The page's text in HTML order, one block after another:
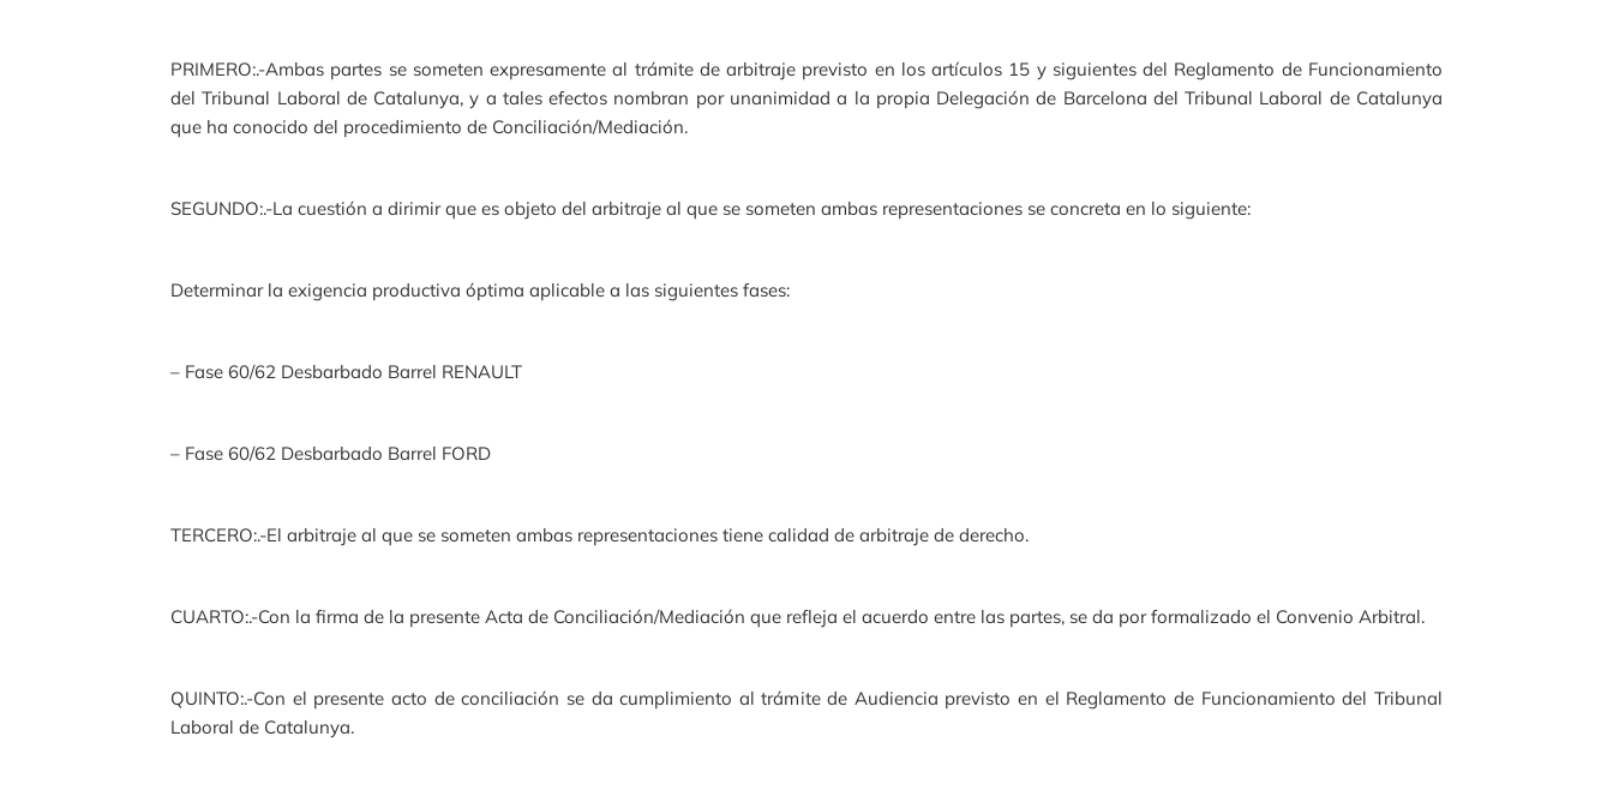
PRIMERO:.-Ambas partes se someten expresamente al trámite de arbitraje previsto en los artículos 15 y siguientes del Reglamento de Funcionamiento
del Tribunal Laboral de Catalunya, y a tales efectos nombran por unanimidad a la propia Delegación de Barcelona del Tribunal Laboral de Catalunya
que ha conocido del procedimiento de Conciliación/Mediación.
SEGUNDO:.-La cuestión a dirimir que es objeto del arbitraje al que se someten ambas representaciones se concreta en lo siguiente:
Determinar la exigencia productiva óptima aplicable a las siguientes fases:
– Fase 60/62 Desbarbado Barrel RENAULT
– Fase 60/62 Desbarbado Barrel FORD
TERCERO:.-El arbitraje al que se someten ambas representaciones tiene calidad de arbitraje de derecho.
CUARTO:.-Con la firma de la presente Acta de Conciliación/Mediación que refleja el acuerdo entre las partes, se da por formalizado el Convenio Arbitral.
QUINTO:.-Con el presente acto de conciliación se da cumplimiento al trámite de Audiencia previsto en el Reglamento de Funcionamiento del Tribunal
Laboral de Catalunya.